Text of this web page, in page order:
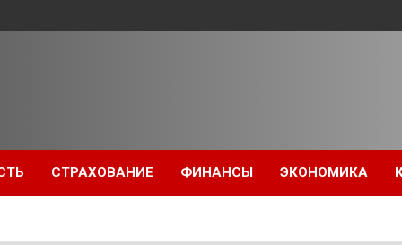
СТРАХОВАНИЕ ФИНАНСЫ ЭКОНОМИКА